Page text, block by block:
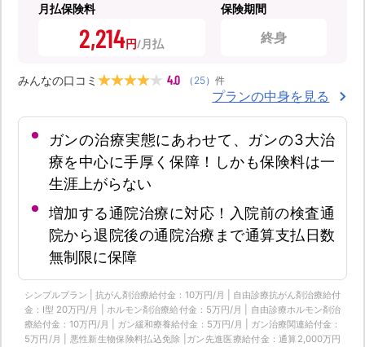
月払保険料
2,214円
保険期間
終身
みんなの口コミ 4.0 （ 25） 件
プランの中身を見る
ガンの治療実態にあわせて、ガンの3大治
療を中心に手厚く保障！しかも保険料は一
生涯上がらない
増加する通院治療に対応！入院前の検査通
院から退院後の通院治療まで通算支払日数
無制限に保障
シンプルプラン | 抗がん剤治療給付金：10万円/月 | 自由診療抗がん剤治療給付
金：Ⅰ型 20万円/月 | ホルモン剤治療給付金：5万円/月 | 自由診療ホルモン剤治
療給付金：10万円/月 | ガン緩和療養給付金：5万円/月 | ガン治療関連給付金：
5万円/月 | 悪性新生物保険料払込免除 |ガン先進医療給付金：通算2,000万円